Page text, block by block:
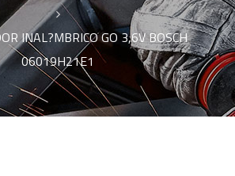
INAL?MBRICO GO 3,6V BOSCH
06019H21E1